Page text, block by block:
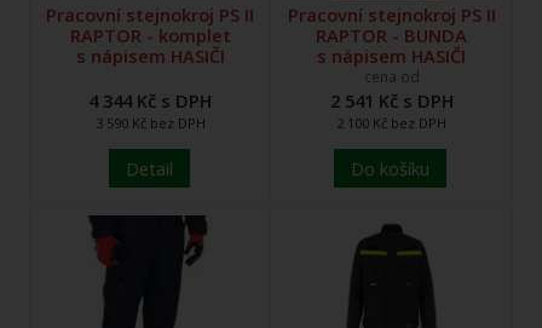
Pracovní stejnokroj PS II
RAPTOR - komplet
s nápisem HASIČI
4 344 Kč s DPH
3 590 Kč bez DPH
Detail
Pracovní stejnokroj PS II
RAPTOR - BUNDA
s nápisem HASIČI
cena od
2 541 Kč s DPH
2 100 Kč bez DPH
Do košíku